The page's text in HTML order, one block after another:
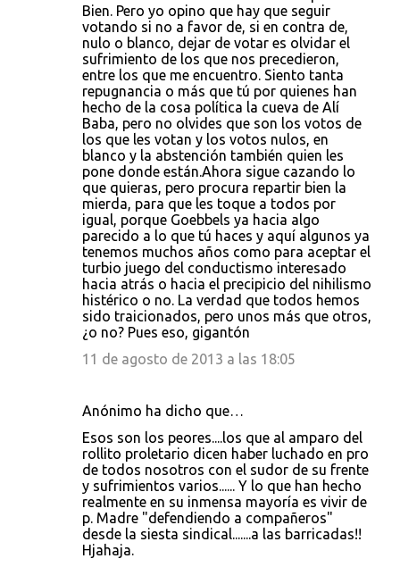
Bien. Pero yo opino que hay que seguir
votando si no a favor de, si en contra de,
nulo o blanco, dejar de votar es olvidar el
sufrimiento de los que nos precedieron,
entre los que me encuentro. Siento tanta
repugnancia o más que tú por quienes han
hecho de la cosa política la cueva de Alí
Baba, pero no olvides que son los votos de
los que les votan y los votos nulos, en
blanco y la abstención también quien les
pone donde están.Ahora sigue cazando lo
que quieras, pero procura repartir bien la
mierda, para que les toque a todos por
igual, porque Goebbels ya hacia algo
parecido a lo que tú haces y aquí algunos ya
tenemos muchos años como para aceptar el
turbio juego del conductismo interesado
hacia atrás o hacia el precipicio del nihilismo
histérico o no. La verdad que todos hemos
sido traicionados, pero unos más que otros,
¿o no? Pues eso, gigantón
11 de agosto de 2013 a las 18:05
Anónimo ha dicho que…
Esos son los peores....los que al amparo del
rollito proletario dicen haber luchado en pro
de todos nosotros con el sudor de su frente
y sufrimientos varios...... Y lo que han hecho
realmente en su inmensa mayoría es vivir de
p. Madre "defendiendo a compañeros"
desde la siesta sindical.......a las barricadas!!
Hjahaja.